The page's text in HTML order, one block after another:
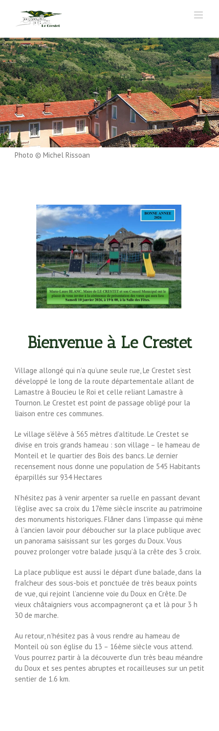
contenu
Photo © Michel Rissoan
Bienvenue à Le Crestet
Village allongé qui n’a qu’une seule rue, Le Crestet s’est
développé le long de la route départementale allant de
Lamastre à Boucieu le Roi et celle reliant Lamastre à
Tournon. Le Crestet est point de passage obligé pour la
liaison entre ces communes.
Le village s’élève à 565 mètres d’altitude. Le Crestet se
divise en trois grands hameau : son village – le hameau de
Monteil et le quartier des Bois des bancs. Le dernier
recensement nous donne une population de 545 Habitants
éparpillés sur 934 Hectares
N’hésitez pas à venir arpenter sa ruelle en passant devant
l’église avec sa croix du 17ème siècle inscrite au patrimoine
des monuments historiques. Flâner dans l’impasse qui mène
à l’ancien lavoir pour déboucher sur la place publique avec
un panorama saisissant sur les gorges du Doux. Vous
pouvez prolonger votre balade jusqu’à la crête des 3 croix.
La place publique est aussi le départ d’une balade, dans la
fraîcheur des sous-bois et ponctuée de très beaux points
de vue, qui rejoint l’ancienne voie du Doux en Crête. De
vieux châtaigniers vous accompagneront ça et là pour 3 h
30 de marche.
Au retour, n’hésitez pas à vous rendre au hameau de
Monteil où son église du 13 – 16ème siècle vous attend.
Vous pourrez partir à la découverte d’un très beau méandre
du Doux et ses pentes abruptes et rocailleuses sur un petit
sentier de 1.6 km.